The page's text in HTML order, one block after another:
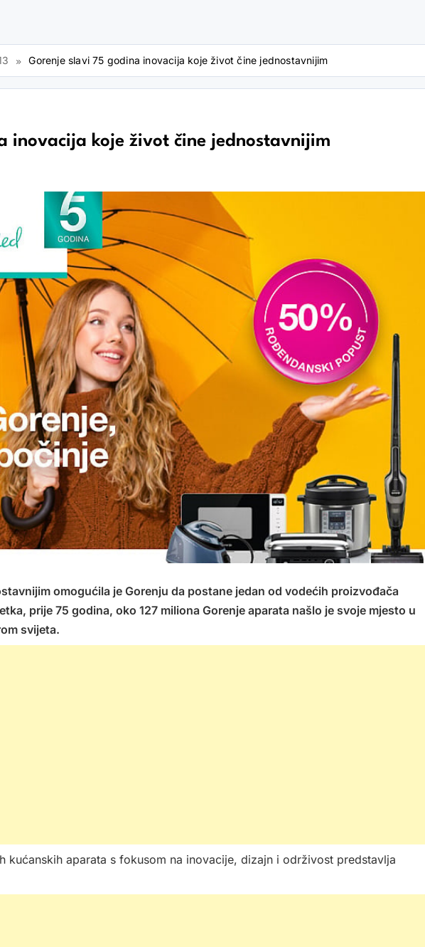
Gorenje slavi 75 godina inovacija koje život čine jednostavnijim
inovacija koje život čine jednostavnijim
omogućila je Gorenju da postane jedan od vodećih proizvođača
prije 75 godina, oko 127 miliona Gorenje aparata našlo je svoje mjesto u
svijeta.
kućanskih aparata s fokusom na inovacije, dizajn i održivost predstavlja